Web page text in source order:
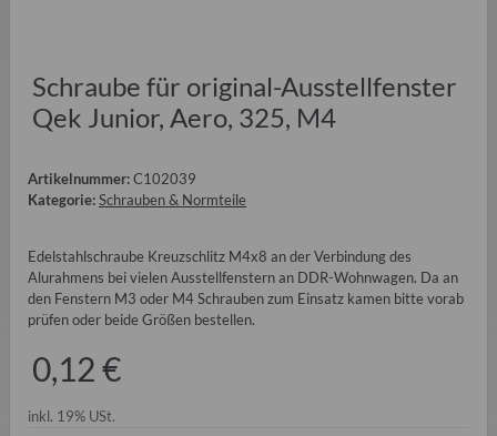
Schraube für original-Ausstellfenster
Qek Junior, Aero, 325, M4
Artikelnummer:C102039
Kategorie:Schrauben & Normteile
Edelstahlschraube Kreuzschlitz M4x8 an der Verbindung des
Alurahmens bei vielen Ausstellfenstern an DDR-Wohnwagen. Da an
den Fenstern M3 oder M4 Schrauben zum Einsatz kamen bitte vorab
prüfen oder beide Größen bestellen.
0,12 €
inkl. 19% USt.